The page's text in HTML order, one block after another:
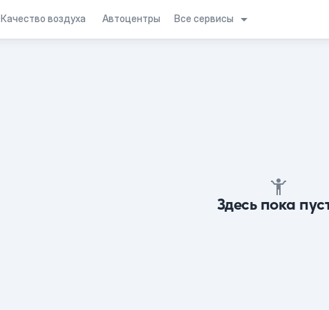
Качество воздуха Автоцентры Все сервисы
Здесь пока